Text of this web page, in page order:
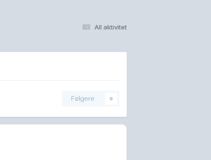
All aktivitet
Følgere 0